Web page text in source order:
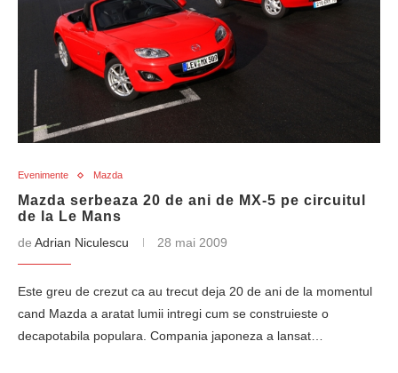
Evenimente Mazda
Mazda serbeaza 20 de ani de MX-5 pe circuitul
de la Le Mans
de Adrian Niculescu 28 mai 2009
Este greu de crezut ca au trecut deja 20 de ani de la momentul
cand Mazda a aratat lumii intregi cum se construieste o
decapotabila populara. Compania japoneza a lansat…